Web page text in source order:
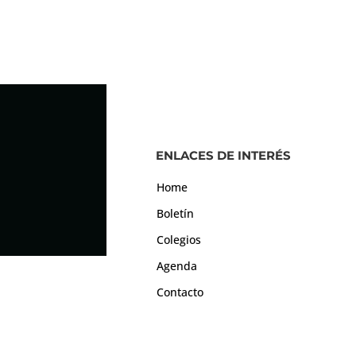
ENLACES DE INTERÉS
Home
Boletín
Colegios
Agenda
Contacto